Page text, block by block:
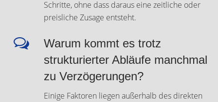
Schritte, ohne dass daraus eine zeitliche oder
preisliche Zusage entsteht.
Warum kommt es trotz
strukturierter Abläufe manchmal
zu Verzögerungen?
Einige Faktoren liegen außerhalb des direkten